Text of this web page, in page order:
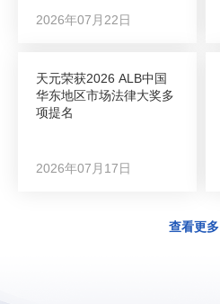
2026年07月22日
天元荣获2026 ALB中国
华东地区市场法律大奖多
项提名
2026年07月17日
查看更多